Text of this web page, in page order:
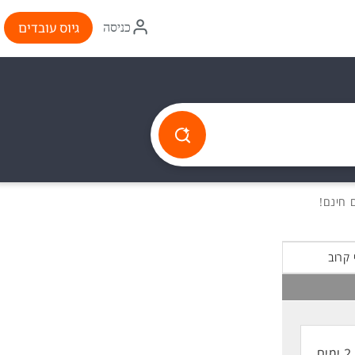
איקון
התחברות
כניסה גיוס עובדים
קרוב